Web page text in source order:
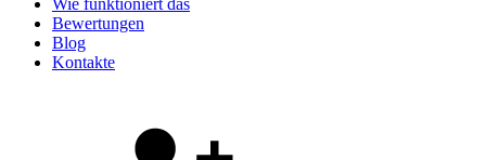
Wie funktioniert das
Bewertungen
Blog
Kontakte